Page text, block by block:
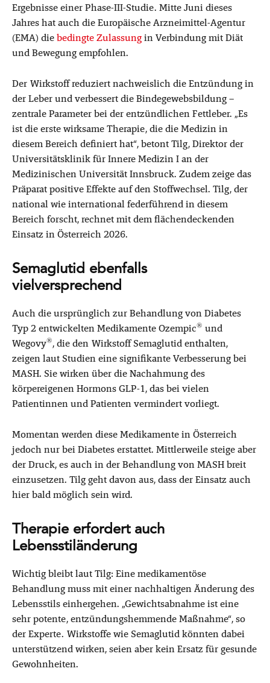
Ergebnisse einer Phase-III-Studie. Mitte Juni dieses
Jahres hat auch die Europäische Arzneimittel-Agentur
(EMA) diebedingte Zulassungin Verbindung mit Diät
und Bewegung empfohlen.
Der Wirkstoff reduziert nachweislich die Entzündung in
der Leber und verbessert die Bindegewebsbildung –
zentrale Parameter bei der entzündlichen Fettleber. „Es
ist die erste wirksame Therapie, die die Medizin in
diesem Bereich definiert hat“, betont Tilg, Direktor der
Universitätsklinik für Innere Medizin I an der
Medizinischen Universität Innsbruck. Zudem zeige das
Präparat positive Effekte auf den Stoffwechsel. Tilg, der
national wie international federführend in diesem
Bereich forscht, rechnet mit dem flächendeckenden
Einsatz in Österreich 2026.
Semaglutid ebenfalls
vielversprechend
Auch die ursprünglich zur Behandlung von Diabetes
Typ 2 entwickelten Medikamente Ozempic® und
Wegovy®, die den Wirkstoff Semaglutid enthalten,
zeigen laut Studien eine signifikante Verbesserung bei
MASH. Sie wirken über die Nachahmung des
körpereigenen Hormons GLP-1, das bei vielen
Patientinnen und Patienten vermindert vorliegt.
Momentan werden diese Medikamente in Österreich
jedoch nur bei Diabetes erstattet. Mittlerweile steige aber
der Druck, es auch in der Behandlung von MASH breit
einzusetzen. Tilg geht davon aus, dass der Einsatz auch
hier bald möglich sein wird.
Therapie erfordert auch
Lebensstiländerung
Wichtig bleibt laut Tilg: Eine medikamentöse
Behandlung muss mit einer nachhaltigen Änderung des
Lebensstilseinhergehen. „Gewichtsabnahme ist eine
sehr potente, entzündungshemmende Maßnahme“, so
der Experte. Wirkstoffe wie Semaglutid könnten dabei
unterstützend wirken, seien aber kein Ersatz für gesunde
Gewohnheiten.